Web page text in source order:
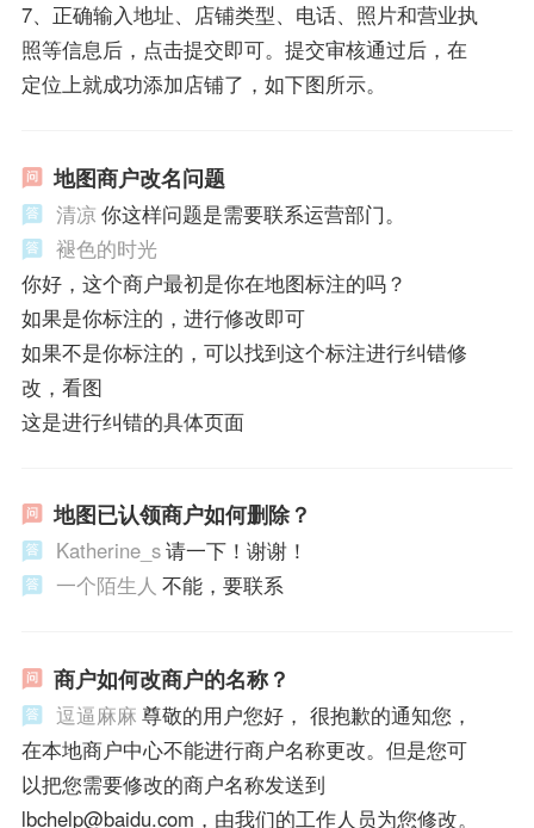
7、正确输入地址、店铺类型、电话、照片和营业执
照等信息后，点击提交即可。提交审核通过后，在
定位上就成功添加店铺了，如下图所示。
地图商户改名问题
清凉 你这样问题是需要联系运营部门。
褪色的时光
你好，这个商户最初是你在地图标注的吗？
如果是你标注的，进行修改即可
如果不是你标注的，可以找到这个标注进行纠错修
改，看图
这是进行纠错的具体页面
地图已认领商户如何删除？
Katherine_s请一下！谢谢！
一个陌生人 不能，要联系
商户如何改商户的名称？
逗逼麻麻 尊敬的用户您好， 很抱歉的通知您，
在本地商户中心不能进行商户名称更改。但是您可
以把您需要修改的商户名称发送到
lbchelp@baidu.com，由我们的工作人员为您修改。